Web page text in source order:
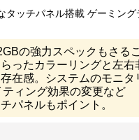
タッチパネル搭載 ゲーミング
の強力スペックもさるこ
ったカラーリングと左右
在感。システムのモニタ
ィング効果の変更など
パネルもポイント。